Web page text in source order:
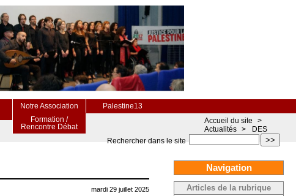
Notre Association
Palestine13
Formation /
Rencontre Débat
>>
Rechercher dans le site
Accueil du site
>
Actualités >
DES
mardi 29 juillet 2025
Navigation
Articles de la rubrique